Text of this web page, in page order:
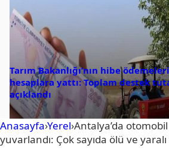
Tarım Bakanlığı’nın hibe ödemeleri
hesaplara yattı: Toplam destek
açıklandı
Anasayfa›Yerel›Antalya’da
yuvarlandı: Çok sayıda ölü ve